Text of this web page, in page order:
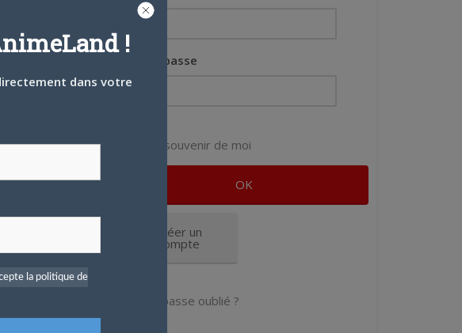
Mot de passe
Se souvenir de moi
Créer un
compte
Mot de passe oublié ?
!
dans votre
la politique de